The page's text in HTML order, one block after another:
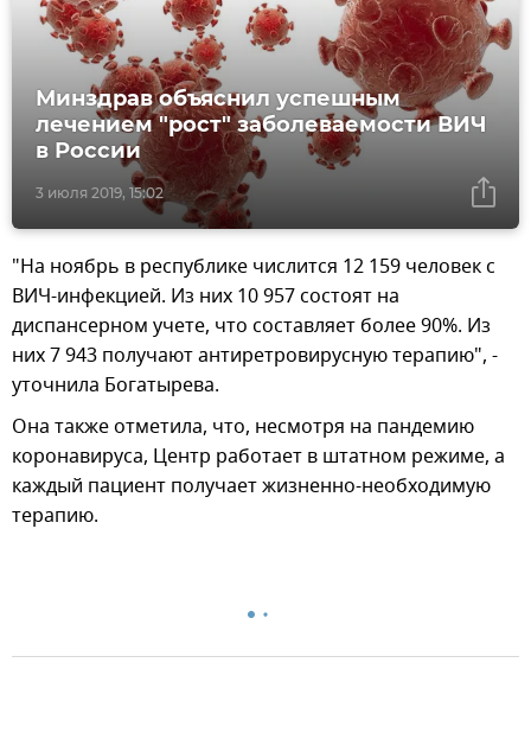
3 июля 2019, 15:02
Минздрав объяснил успешным
лечением "рост" заболеваемости ВИЧ
в России
"На ноябрь в республике числится 12 159 человек с
ВИЧ-инфекцией. Из них 10 957 состоят на
диспансерном учете, что составляет более 90%. Из
них 7 943 получают антиретровирусную терапию", -
уточнила Богатырева.
Она также отметила, что, несмотря на пандемию
коронавируса, Центр работает в штатном режиме, а
каждый пациент получает жизненно-необходимую
терапию.